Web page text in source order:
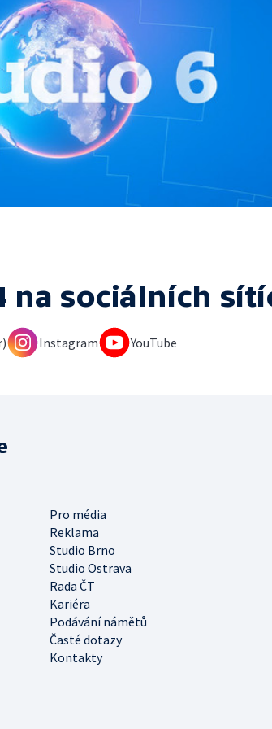
na sociálních
Instagram YouTube
Pro média
Reklama
Studio Brno
Studio Ostrava
Rada ČT
Kariéra
Podávání námětů
Časté dotazy
Kontakty